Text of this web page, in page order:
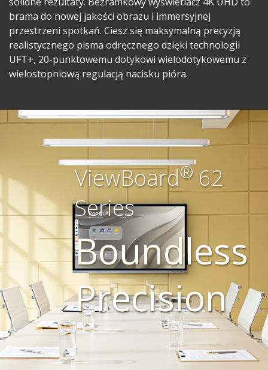
brama do nowej jakości obrazu i immersyjnej
przestrzeni spotkań. Ciesz się maksymalną precyzją
realistycznego pisma odręcznego dzięki technologii
UFT+, 20-punktowemu dotykowi wielodotykowemu z
wielostopniową regulacją nacisku pióra.
ViewBoard® 62
Series
Boundless
Precision